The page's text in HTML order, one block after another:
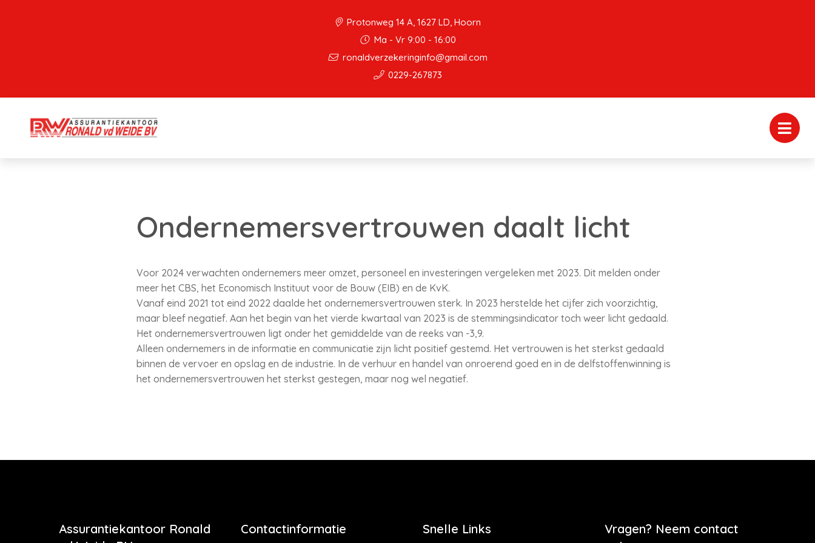
Protonweg 14 A, 1627 LD, Hoorn
Ma - Vr 9:00 - 16:00
ronaldverzekeringinfo@gmail.com
0229-267873
Ondernemersvertrouwen daalt licht
Voor 2024 verwachten ondernemers meer omzet, personeel en investeringen vergeleken met 2023. Dit melden onder
meer het CBS, het Economisch Instituut voor de Bouw (EIB) en de KvK.
Vanaf eind 2021 tot eind 2022 daalde het ondernemersvertrouwen sterk. In 2023 herstelde het cijfer zich voorzichtig,
maar bleef negatief. Aan het begin van het vierde kwartaal van 2023 is de stemmingsindicator toch weer licht gedaald.
Het ondernemersvertrouwen ligt onder het gemiddelde van de reeks van -3,9.
Alleen ondernemers in de informatie en communicatie zijn licht positief gestemd. Het vertrouwen is het sterkst gedaald
binnen de vervoer en opslag en de industrie. In de verhuur en handel van onroerend goed en in de delfstoffenwinning is
het ondernemersvertrouwen het sterkst gestegen, maar nog wel negatief.
Assurantiekantoor Ronald
Contactinformatie Snelle Links
Vragen? Neem contact